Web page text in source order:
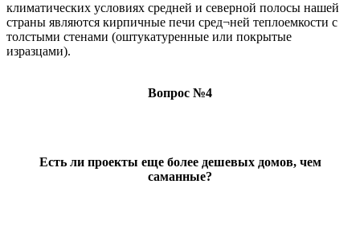
климатических условиях средней и северной полосы нашей
страны являются кирпичные печи сред¬ней теплоемкости с
толстыми стенами (оштукатуренные или покрытые
изразцами).
Вопрос №4
Есть ли проекты еще более дешевых домов, чем
саманные?